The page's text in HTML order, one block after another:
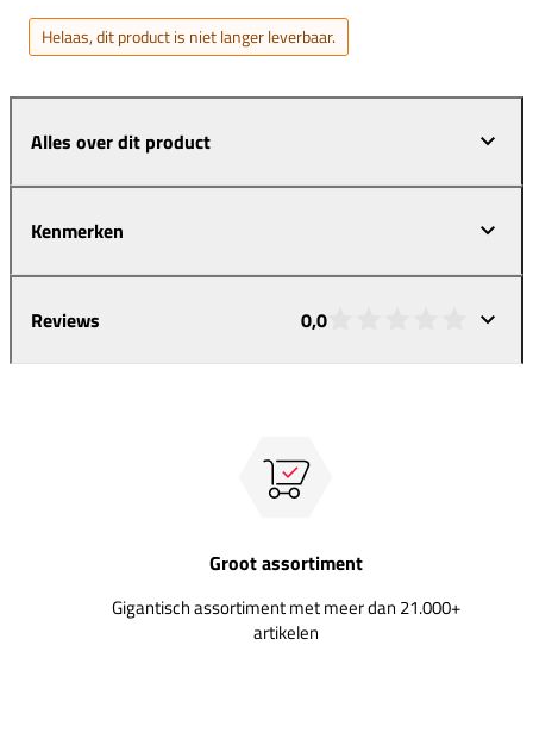
Helaas, dit product is niet langer leverbaar.
Alles over dit product
Kenmerken
Reviews 0,0
Groot assortiment
Gigantisch assortiment met meer dan 21.000+
artikelen